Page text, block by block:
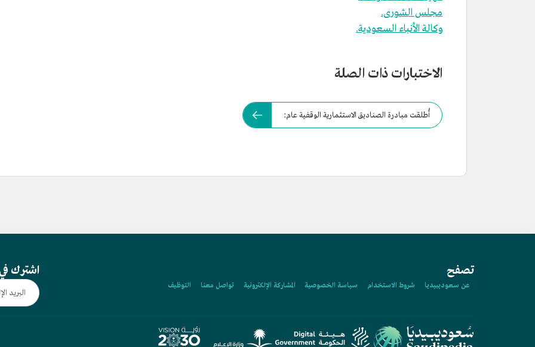
مجلس الشورى.
وكالة الأنباء السعودية.
الاختبارات ذات الصلة
أُطلقت مبادرة الصناديق الاستثمارية الوقفية عام:
تصفح
عن سعوديبيديا شروط الاستخدام سياسة الخصوصية المشاركة الإلكترونية تواصل معنا التوظيف
اشترك